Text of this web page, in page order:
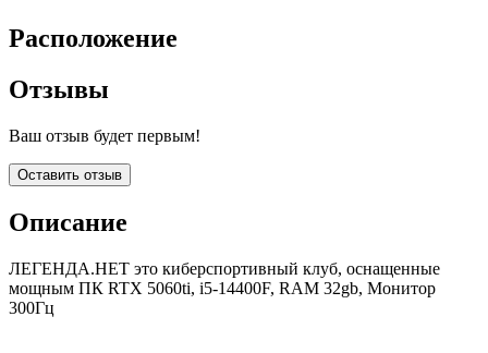
Расположение
Отзывы
Ваш отзыв будет первым!
Оставить отзыв
Описание
ЛЕГЕНДА.НЕТ это киберспортивный клуб, оснащенные
мощным ПК RTX 5060ti, i5-14400F, RAM 32gb, Монитор
300Гц